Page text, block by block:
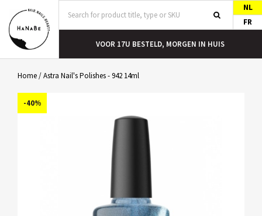
NL
FR
VOOR 17U BESTELD, MORGEN IN HUIS
Home/Astra Nail's Polishes - 942 14ml
-40%